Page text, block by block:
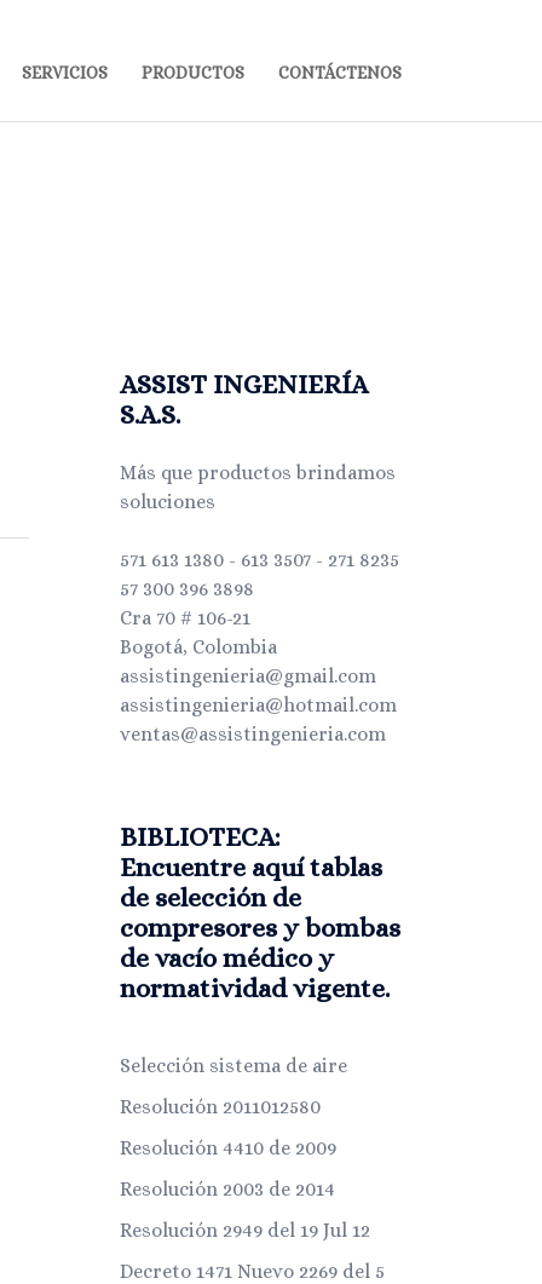
SERVICIOS PRODUCTOS CONTÁCTENOS
ASSIST INGENIERÍA
S.A.S.
Más que productos brindamos
soluciones
571 613 1380 - 613 3507 - 271 8235
57 300 396 3898
Cra 70 # 106-21
Bogotá, Colombia
assistingenieria@gmail.com
assistingenieria@hotmail.com
ventas@assistingenieria.com
BIBLIOTECA:
Encuentre aquí tablas
de selección de
compresores y bombas
de vacío médico y
normatividad vigente.
Selección sistema de aire
Resolución 2011012580
Resolución 4410 de 2009
Resolución 2003 de 2014
Resolución 2949 del 19 Jul 12
Decreto 1471 Nuevo 2269 del 5